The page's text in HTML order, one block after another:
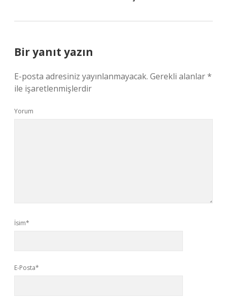
Bir yanıt yazın
E-posta adresiniz yayınlanmayacak. Gerekli alanlar*
ile işaretlenmişlerdir
Yorum
İsim*
E-Posta*